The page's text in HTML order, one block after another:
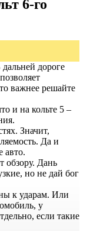
6-го
дороге
важнее решайте
и на кольте 5 –
Значит,
Да и
авто.
обзору. Дань
но не дай бог
к ударам. Или
у
если такие